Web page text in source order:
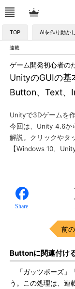
TOP AIを作り動か
連載
UnityのGUIの
Button、Text、
ゲーム開発初心者の
Unityで3Dゲームを
今回は、Unity 4.6か
解説。クリックやタ
【Windows 10、
Share
前
Buttonに関連付け
「ガッツポーズ」
う。この処理は、連